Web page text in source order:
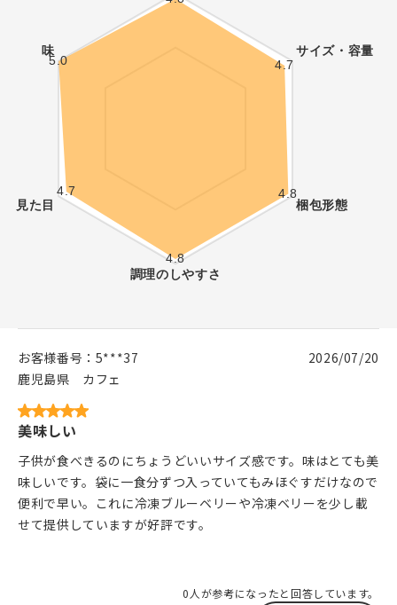
お客様番号： 5***37
鹿児島県
カフェ
2026/07/20
美味しい
子供が食べきるのにちょうどいいサイズ感です。味はとても美
味しいです。袋に一食分ずつ入っていてもみほぐすだけなので
便利で早い。これに冷凍ブルーベリーや冷凍ベリーを少し載
せて提供していますが好評です。
0人が参考になったと回答しています。